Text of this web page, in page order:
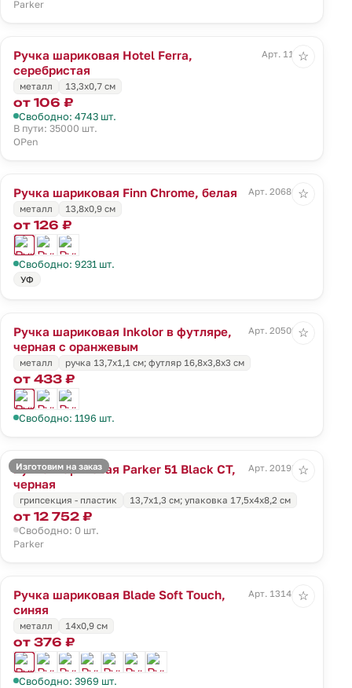
Parker
Ручка шариковая Hotel Ferra,
серебристая
Арт. 11231
металл 13,3х0,7 см
от 106 ₽
Свободно: 4743 шт.
В пути: 35000 шт.
OPen
☆
Ручка шариковая Finn Chrome, белая
Арт. 20686.60
металл
13,8х0,9 см
от 126 ₽
Свободно: 9231 шт.
УФ
☆
Ручка шариковая Inkolor в футляре,
черная с оранжевым
Арт. 20509.20
металл ручка 13,7х1,1 см; футляр 16,8х3,8х3 см
от 433 ₽
Свободно: 1196 шт.
☆
Изготовим на заказ
Ручка шариковая Parker 51 Black CT,
черная
Арт. 20198.30
грипсекция - пластик 13,7х1,3 см; упаковка 17,5х4х8,2 см
от 12 752 ₽
Свободно: 0 шт.
Parker
☆
Ручка шариковая Blade Soft Touch,
синяя
Арт. 13141.40
металл 14х0,9 см
от 376 ₽
Свободно: 3969 шт.
☆